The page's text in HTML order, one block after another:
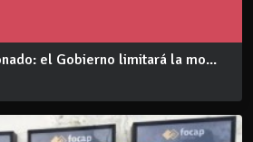
el Gobierno limitará la mo...